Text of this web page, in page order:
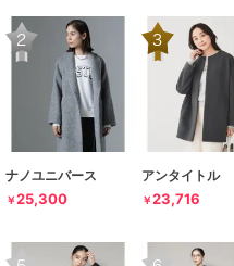
ナノユニバース
￥25,300
アンタイトル
￥23,716